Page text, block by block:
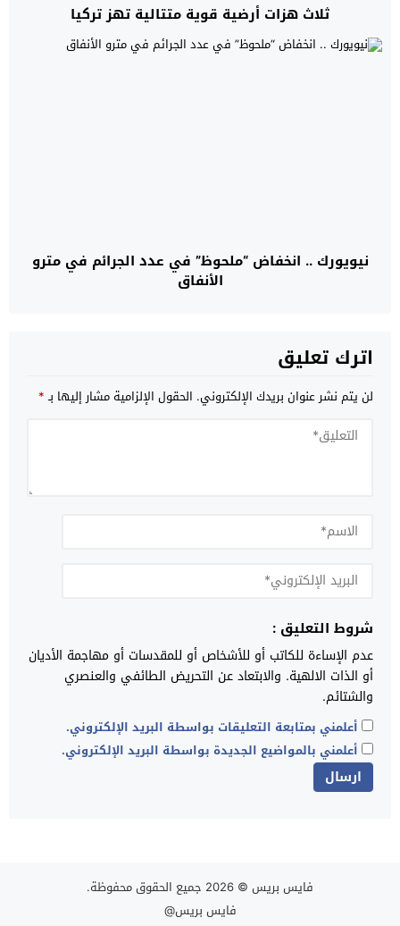
ثلاث هزات أرضية قوية متتالية تهز تركيا
نيويورك .. انخفاض “ملحوظ” في عدد الجرائم في مترو
الأنفاق
اترك تعليق
لن يتم نشر عنوان بريدك الإلكتروني. الحقول الإلزامية مشار إليها بـ*
شروط التعليق :
عدم الإساءة للكاتب أو للأشخاص أو للمقدسات أو مهاجمة الأديان
أو الذات الالهية. والابتعاد عن التحريض الطائفي والعنصري
والشتائم.
أعلمني بمتابعة التعليقات بواسطة البريد الإلكتروني.
أعلمني بالمواضيع الجديدة بواسطة البريد الإلكتروني.
فايس بريس © 2026 جميع الحقوق محفوظة.
فايس بريس@